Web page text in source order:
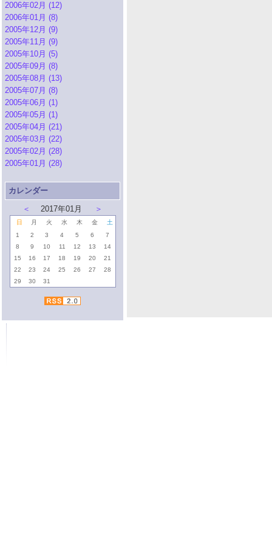
2006年02月 (12)
2006年01月 (8)
2005年12月 (9)
2005年11月 (9)
2005年10月 (5)
2005年09月 (8)
2005年08月 (13)
2005年07月 (8)
2005年06月 (1)
2005年05月 (1)
2005年04月 (21)
2005年03月 (22)
2005年02月 (28)
2005年01月 (28)
カレンダー
＜
2017年01月 ＞
日 月 火 水 木 金
土
1
2 3 4 5 6
7
8
9 10 11 12 13
14
15
16 17 18 19 20
21
22
23 24 25 26 27
28
29
30 31